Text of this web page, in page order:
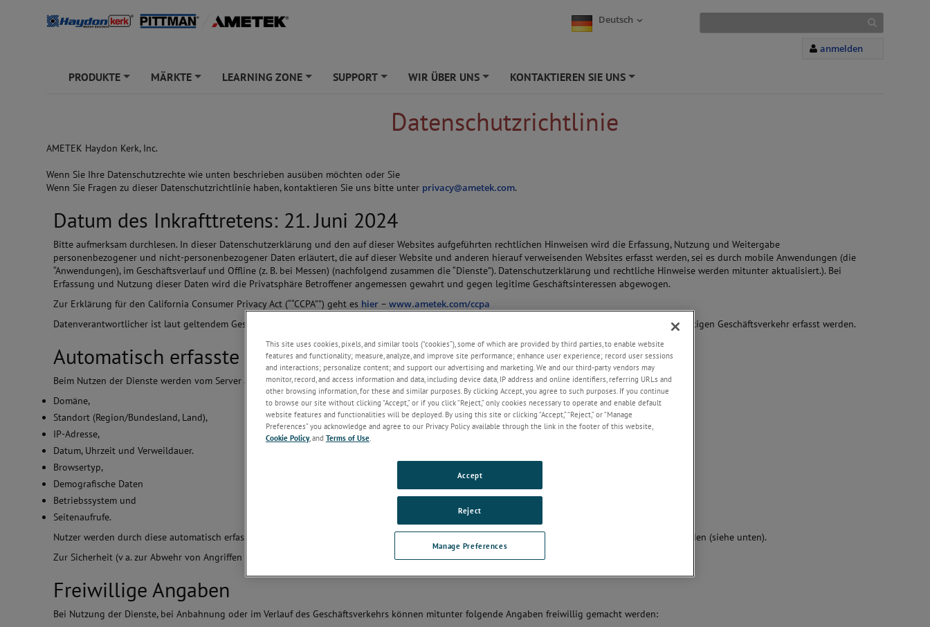
Deutsch
anmelden
PRODUKTE MÄRKTE LEARNING ZONE SUPPORT WIR ÜBER UNS KONTAKTIEREN SIE UNS
Datenschutzrichtlinie
AMETEK Haydon Kerk, Inc.
Wenn Sie Ihre Datenschutzrechte wie unten beschrieben ausüben möchten oder Sie
Wenn Sie Fragen zu dieser Datenschutzrichtlinie haben, kontaktieren Sie uns bitte unter privacy@ametek.com.
Datum des Inkrafttretens: 21. Juni 2024
Bitte aufmerksam durchlesen. In dieser Datenschutzerklärung und den auf dieser Websites aufgeführten rechtlichen Hinweisen wird die Erfassung, Nutzung und Weitergabe
personenbezogener und nicht-personenbezogener Daten erläutert, die auf dieser Website und anderen hierauf verweisenden Websites erfasst werden, sei es durch mobile Anwendungen (die
“Anwendungen), im Geschäftsverlauf und Offline (z. B. bei Messen) (nachfolgend zusammen die “Dienste”). Datenschutzerklärung und rechtliche Hinweise werden mitunter aktualisiert.). Bei
Erfassung und Nutzung dieser Daten wird die Privatsphäre Betroffener angemessen gewahrt und gegen legitime Geschäftsinteressen abgewogen.
Zur Erklärung für den California Consumer Privacy Act (““CCPA””) geht es hier –www.ametek.com/ccpa
Datenverantwortlicher ist laut geltendem Gesetz der Geschäftsbereich der Dienste, gleich ob personenbezogene Daten auf dieser Website oder im sonstigen Geschäftsverkehr erfasst werden.
Automatisch erfasste Daten
Beim Nutzen der Dienste werden vom Server automatisch diese Browser- oder Gerätedaten erfasst:
Domäne,
Standort (Region/Bundesland, Land),
IP-Adresse,
Datum, Uhrzeit und Verweildauer.
Browsertyp,
Demografische Daten
Betriebssystem und
Seitenaufrufe.
Nutzer werden durch diese automatisch erfassten Informationen nicht identifiziert, aber Informationen können mit freiwilligen Angaben verknüpft werden (siehe unten).
Zur Sicherheit (v a. zur Abwehr von Angriffen auf Webserver) werden diese Daten für einen kurzen Zeitraum gespeichert.
Freiwillige Angaben
Bei Nutzung der Dienste, bei Anbahnung oder im Verlauf des Geschäftsverkehrs können mitunter folgende Angaben freiwillig gemacht werden:
This site uses cookies, pixels, and similar tools (“cookies”), some of which are provided by third parties, to enable website
features and functionality; measure, analyze, and improve site performance; enhance user experience; record user sessions
and interactions; personalize content; and support our advertising and marketing. We and our third-party vendors may
monitor, record, and access information and data, including device data, IP address and online identifiers, referring URLs and
other browsing information, for these and similar purposes. By clicking Accept, you agree to such purposes. If you continue
to browse our site without clicking “Accept,” or if you click “Reject,” only cookies necessary to operate and enable default
website features and functionalities will be deployed. By using this site or clicking “Accept,” “Reject,” or “Manage
Preferences” you acknowledge and agree to our Privacy Policy available through the link in the footer of this website,
Cookie Policy, and Terms of Use.
Manage Preferences
Reject
Accept